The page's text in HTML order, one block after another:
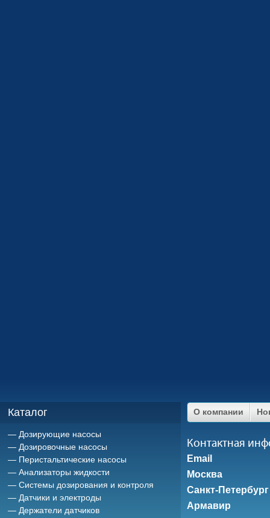
Каталог
Дозирующие насосы
Дозировочные насосы
Перистальтические насосы
Анализаторы жидкости
Системы дозирования и контроля
Датчики и электроды
Держатели датчиков
О компании
Контактная
Email
Москва
Санкт-Петербург
Армавир